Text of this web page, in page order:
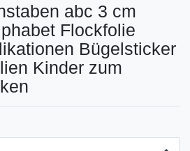
abc 3 cm
Flockfolie
Bügelsticker
Kinder zum